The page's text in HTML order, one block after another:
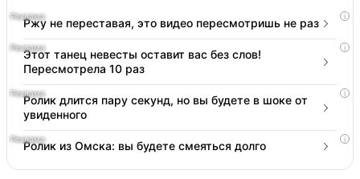
i
Ржу не переставая, это видео пересмотришь не раз
i
Этот танец невесты оставит вас без слов!
Пересмотрела 10 раз
i
Ролик длится пару секунд, но вы будете в шоке от
увиденного
i
Ролик из Омска: вы будете смеяться долго